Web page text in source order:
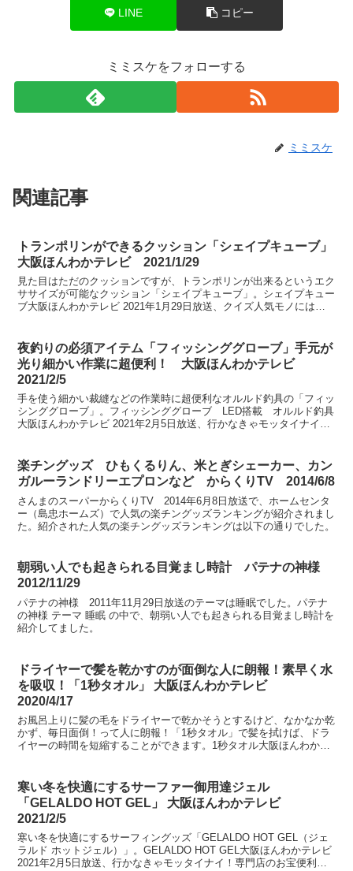
LINE コピー
ミミスケをフォローする
ミミスケ
関連記事
トランポリンができるクッション「シェイプキューブ」
大阪ほんわかテレビ 2021/1/29
見た目はただのクッションですが、トランポリンが出来るというエク
ササイズが可能なクッション「シェイプキューブ」。シェイプキュー
ブ大阪ほんわかテレビ 2021年1月29日放送、クイズ人気モノにはワ
夜釣りの必須アイテム「フィッシンググローブ」手元が
光り細かい作業に超便利！ 大阪ほんわかテレビ
2021/2/5
手を使う細かい裁縫などの作業時に超便利なオルルド釣具の「フィッ
シンググローブ」。フィッシンググローブ LED搭載 オルルド釣具
大阪ほんわかテレビ 2021年2月5日放送、行かなきゃモッタイナイ！
楽チングッズ ひもくるりん、米とぎシェーカー、カン
ガルーランドリーエプロンなど からくりTV 2014/6/8
さんまのスーパーからくりTV 2014年6月8日放送で、ホームセンタ
ー（島忠ホームズ）で人気の楽チングッズランキングが紹介されまし
た。紹介された人気の楽チングッズランキングは以下の通りでした。
朝弱い人でも起きられる目覚まし時計 パテナの神様
2012/11/29
パテナの神様 2011年11月29日放送のテーマは睡眠でした。パテナ
の神様 テーマ 睡眠 の中で、朝弱い人でも起きられる目覚まし時計を
紹介してました。
ドライヤーで髪を乾かすのが面倒な人に朗報！素早く水
を吸収！「1秒タオル」 大阪ほんわかテレビ
2020/4/17
お風呂上りに髪の毛をドライヤーで乾かそうとするけど、なかなか乾
かず、毎日面倒！って人に朗報！「1秒タオル」で髪を拭けば、ドラ
イヤーの時間を短縮することができます。1秒タオル大阪ほんわかテ
寒い冬を快適にするサーファー御用達ジェル
「GELALDO HOT GEL」 大阪ほんわかテレビ
2021/2/5
寒い冬を快適にするサーフィングッズ「GELALDO HOT GEL（ジェ
ラルド ホットジェル）」。GELALDO HOT GEL大阪ほんわかテレビ
2021年2月5日放送、行かなきゃモッタイナイ！専門店のお宝便利ア